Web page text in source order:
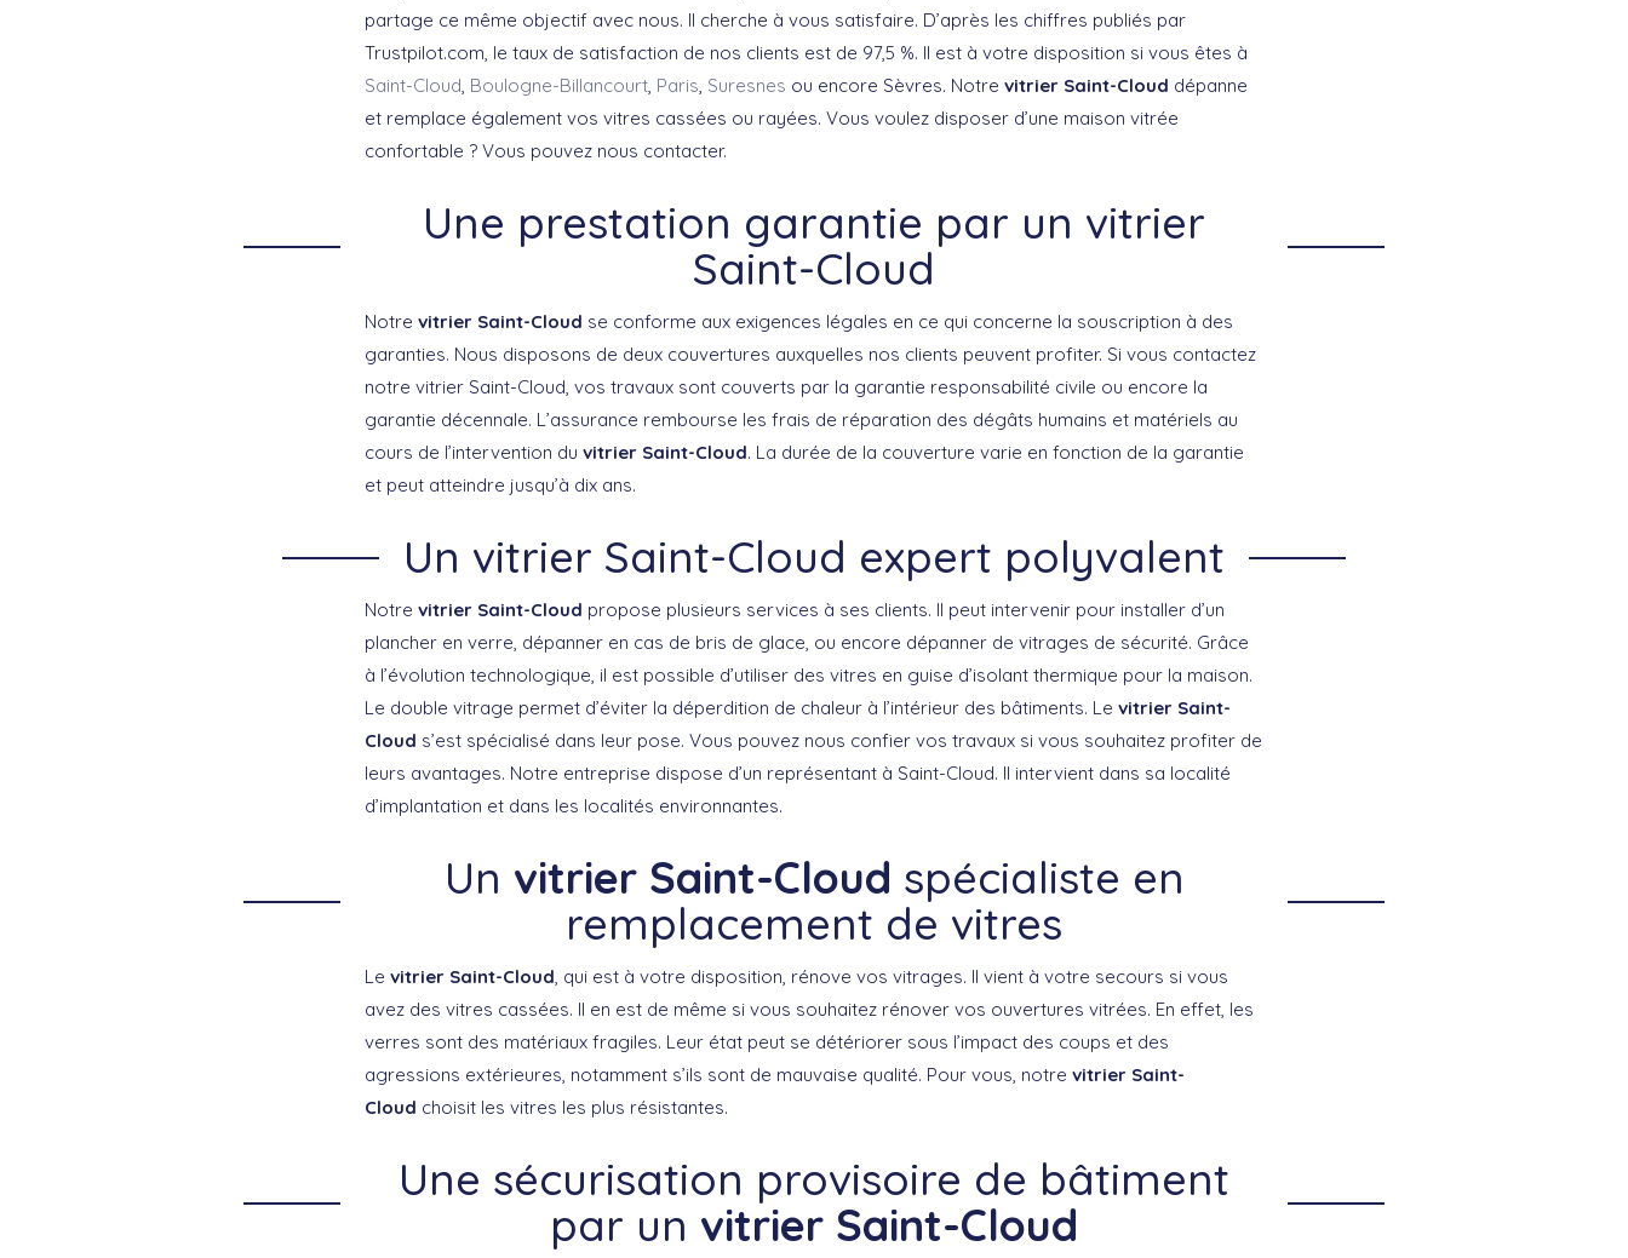
partage ce même objectif avec nous. Il cherche à vous satisfaire. D’après les chiffres publiés par
Trustpilot.com, le taux de satisfaction de nos clients est de 97,5 %. Il est à votre disposition si vous êtes à
Saint-Cloud, Boulogne-Billancourt, Paris, Suresnes ou encore Sèvres. Notre vitrier Saint-Cloud dépanne
et remplace également vos vitres cassées ou rayées. Vous voulez disposer d’une maison vitrée
confortable ? Vous pouvez nous contacter.
Une prestation garantie par un vitrier
Saint-Cloud
Notre vitrier Saint-Cloud se conforme aux exigences légales en ce qui concerne la souscription à des
garanties. Nous disposons de deux couvertures auxquelles nos clients peuvent profiter. Si vous contactez
notre vitrier Saint-Cloud, vos travaux sont couverts par la garantie responsabilité civile ou encore la
garantie décennale. L’assurance rembourse les frais de réparation des dégâts humains et matériels au
cours de l’intervention du vitrier Saint-Cloud. La durée de la couverture varie en fonction de la garantie
et peut atteindre jusqu’à dix ans.
Un vitrier Saint-Cloud expert polyvalent
Notre vitrier Saint-Cloud propose plusieurs services à ses clients. Il peut intervenir pour installer d’un
plancher en verre, dépanner en cas de bris de glace, ou encore dépanner de vitrages de sécurité. Grâce
à l’évolution technologique, il est possible d’utiliser des vitres en guise d’isolant thermique pour la maison.
Le double vitrage permet d’éviter la déperdition de chaleur à l’intérieur des bâtiments. Le vitrier Saint-
Cloud s’est spécialisé dans leur pose. Vous pouvez nous confier vos travaux si vous souhaitez profiter de
leurs avantages. Notre entreprise dispose d’un représentant à Saint-Cloud. Il intervient dans sa localité
d’implantation et dans les localités environnantes.
Un vitrier Saint-Cloud spécialiste en
remplacement de vitres
Le vitrier Saint-Cloud, qui est à votre disposition, rénove vos vitrages. Il vient à votre secours si vous
avez des vitres cassées. Il en est de même si vous souhaitez rénover vos ouvertures vitrées. En effet, les
verres sont des matériaux fragiles. Leur état peut se détériorer sous l’impact des coups et des
agressions extérieures, notamment s’ils sont de mauvaise qualité. Pour vous, notre vitrier Saint-
Cloud choisit les vitres les plus résistantes.
Une sécurisation provisoire de bâtiment
par un vitrier Saint-Cloud